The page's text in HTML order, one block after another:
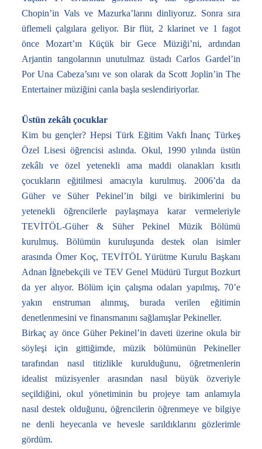
Chopin’in Vals ve Mazurka’larını dinliyoruz. Sonra sıra
üflemeli çalgılara geliyor. Bir flüt, 2 klarinet ve 1 fagot
önce Mozart’ın Küçük bir Gece Müziği’ni, ardından
Arjantin tangolarının unutulmaz üstadı Carlos Gardel’in
Por Una Cabeza’sını ve son olarak da Scott Joplin’in The
Entertainer müziğini canla başla seslendiriyorlar.
Üstün zekâlı çocuklar
Kim bu gençler? Hepsi Türk Eğitim Vakfı İnanç Türkeş
Özel Lisesi öğrencisi aslında. Okul, 1990 yılında üstün
zekâlı ve özel yetenekli ama maddi olanakları kısıtlı
çocukların eğitilmesi amacıyla kurulmuş. 2006’da da
Güher ve Süher Pekinel’in bilgi ve birikimlerini bu
yetenekli öğrencilerle paylaşmaya karar vermeleriyle
TEVİTÖL-Güher & Süher Pekinel Müzik Bölümü
kurulmuş. Bölümün kuruluşunda destek olan isimler
arasında Ömer Koç, TEVİTÖL Yürütme Kurulu Başkanı
Adnan İğnebekçili ve TEV Genel Müdürü Turgut Bozkurt
da yer alıyor. Bölüm için çalışma odaları yapılmış, 70’e
yakın enstruman alınmış, burada verilen eğitimin
denetlenmesini ve finansmanını sağlamışlar Pekineller.
Birkaç ay önce Güher Pekinel’in daveti üzerine okula bir
söyleşi için gittiğimde, müzik bölümünün Pekineller
tarafından nasıl titizlikle kurulduğunu, öğretmenlerin
idealist müzisyenler arasından nasıl büyük özveriyle
seçildiğini, okul yönetiminin bu projeye tam anlamıyla
nasıl destek olduğunu, öğrencilerin öğrenmeye ve bilgiye
ne denli heyecanla ve hevesle sarıldıklarını gözlerimle
gördüm.